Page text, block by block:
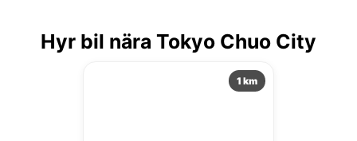
Hyr bil nära Tokyo Chuo City
1 km